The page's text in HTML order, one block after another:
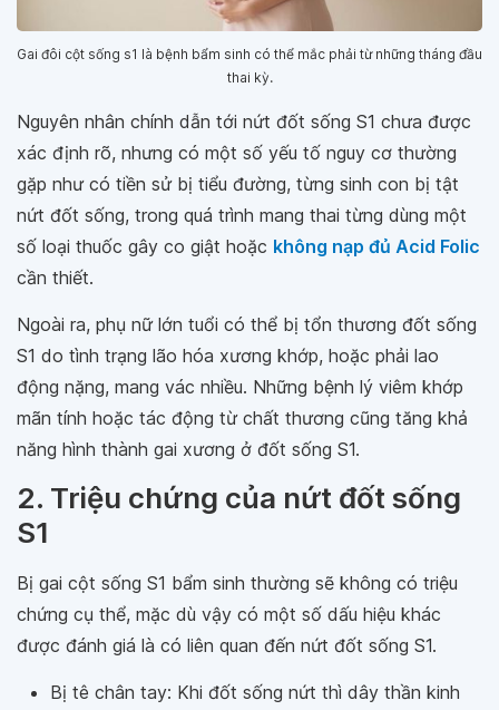
Gai đôi cột sống s1 là bệnh bẩm sinh có thể mắc phải từ những tháng đầu
thai kỳ.
Nguyên nhân chính dẫn tới nứt đốt sống S1 chưa được
xác định rõ, nhưng có một số yếu tố nguy cơ thường
gặp như có tiền sử bị tiểu đường, từng sinh con bị tật
nứt đốt sống, trong quá trình mang thai từng dùng một
số loại thuốc gây co giật hoặc không nạp đủ Acid Folic
cần thiết.
Ngoài ra, phụ nữ lớn tuổi có thể bị tổn thương đốt sống
S1 do tình trạng lão hóa xương khớp, hoặc phải lao
động nặng, mang vác nhiều. Những bệnh lý viêm khớp
mãn tính hoặc tác động từ chất thương cũng tăng khả
năng hình thành gai xương ở đốt sống S1.
2. Triệu chứng của nứt đốt sống
S1
Bị gai cột sống S1 bẩm sinh thường sẽ không có triệu
chứng cụ thể, mặc dù vậy có một số dấu hiệu khác
được đánh giá là có liên quan đến nứt đốt sống S1.
Bị tê chân tay: Khi đốt sống nứt thì dây thần kinh